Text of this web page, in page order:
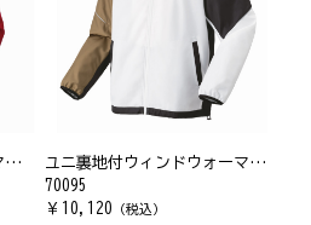
ユニ裏地付ウィンドウォーマーシャツ
ユニ裏地付ウィンドウォーマーシャツ
70095
￥ 10,120 （税込）